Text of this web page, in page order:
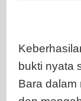
bukti nyata
Bara dalam